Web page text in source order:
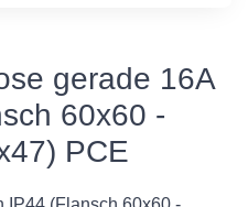
gerade 16A
60x60 -
PCE